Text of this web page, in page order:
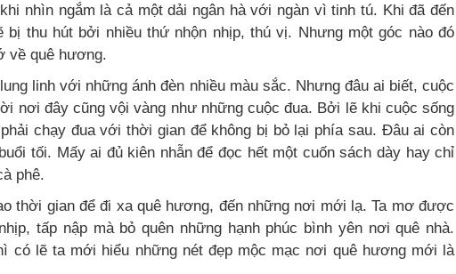
nhìn ngắm là cả một dải ngân hà với ngàn vì tinh tú. Khi đã đến
bị thu hút bởi nhiều thứ nhộn nhịp, thú vị. Nhưng một góc nào đó
về quê hương.
linh với những ánh đèn nhiều màu sắc. Nhưng đâu ai biết, cuộc
nơi đây cũng vội vàng như những cuộc đua. Bởi lẽ khi cuộc sống
chạy đua với thời gian để không bị bỏ lại phía sau. Đâu ai còn
tối. Mấy ai đủ kiên nhẫn để đọc hết một cuốn sách dày hay chỉ
phê.
thời gian để đi xa quê hương, đến những nơi mới lạ. Ta mơ được
tấp nập mà bỏ quên những hạnh phúc bình yên nơi quê nhà.
có lẽ ta mới hiểu những nét đẹp mộc mạc nơi quê hương mới là